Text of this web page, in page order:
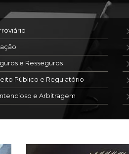
e Resseguros
Público e Regulatório
e Arbitragem